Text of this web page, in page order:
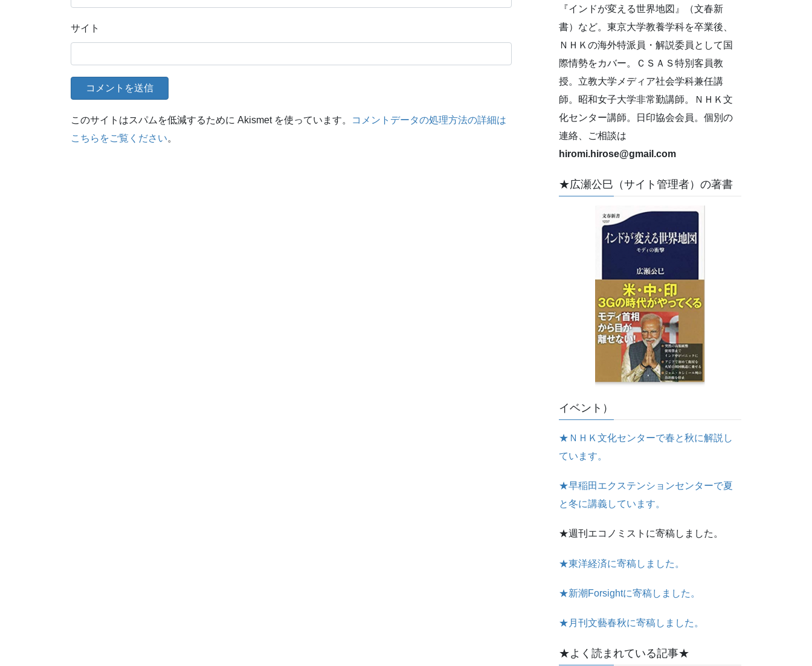
サイト
このサイトはスパムを低減するために Akismet を使っています。
コメントデータの処理方法の詳細は
こちらをご覧ください。
『インドが変える世界地図』（文春新
書）など。東京大学教養学科を卒業後、
ＮＨＫの海外特派員・解説委員として国
際情勢をカバー。ＣＳＡＳ特別客員教
授。立教大学メディア社会学科兼任講
師。昭和女子大学非常勤講師。ＮＨＫ文
化センター講師。日印協会会員。個別の
連絡、ご相談は
hiromi.hirose@gmail.com
★広瀬公巳（サイト管理者）の著書
イベント）
★ＮＨＫ文化センターで春と秋に解説し
ています。
★早稲田エクステンションセンターで夏
と冬に講義しています。
★週刊エコノミストに寄稿しました。
★東洋経済に寄稿しました。
★新潮Forsightに寄稿しました。
★月刊文藝春秋に寄稿しました。
★よく読まれている記事★